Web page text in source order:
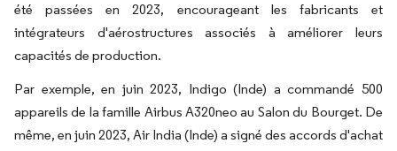
été passées en 2023, encourageant les fabricants et
intégrateurs d'aérostructures associés à améliorer leurs
capacités de production.
Par exemple, en juin 2023, Indigo (Inde) a commandé 500
appareils de la famille Airbus A320neo au Salon du Bourget. De
même, en juin 2023, Air India (Inde) a signé des accords d'achat